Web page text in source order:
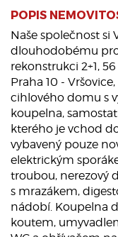
POPIS
Naše společnost
dlouhodobému
rekonstrukci 2+1,
Praha 10 -
cihlového domu s
koupelna,
kterého je vchod
vybavený pouze
elektrickým
troubou, nerezový
s mrazákem,
nádobí. Koupelna
koutem,